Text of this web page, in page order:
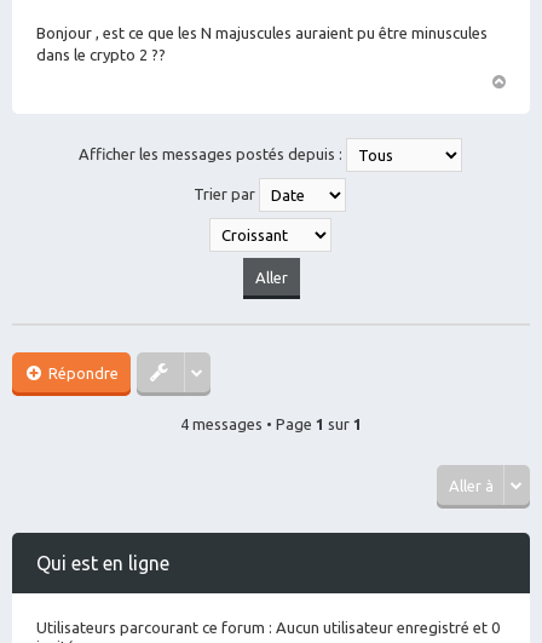
g
e
Bonjour , est ce que les N majuscules auraient pu être minuscules
dans le crypto 2 ??
Afficher les messages postés depuis :
Trier par
Répondre
4 messages • Page 1 sur 1
Aller à
Qui est en ligne
Utilisateurs parcourant ce forum : Aucun utilisateur enregistré et 0